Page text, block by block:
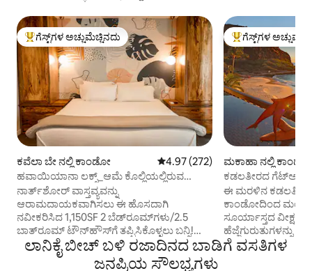
ಗೆಸ್ಟ್‌ಗಳಿಗೆ ಅತಿ ಹೆಚ್ಚು ಅಚ್ಚುಮೆಚ್ಚಿನದು
ಗೆಸ್ಟ್‌ಗಳ ಅಚ್ಚುಮೆಚ್ಚಿನದು
ಕವೆಲಾ ಬೇ ನಲ್ಲಿ ಕಾಂಡೋ 5 ರಲ್ಲಿ 4.97 ಸರಾಸರಿ ರೇಟಿಂಗ್, 272
4.97 (272)
ಹವಾಯಿಯಾನಾ ಲಕ್ಸ್_ಆಮೆ ಕೊಲ್ಲಿಯಲ್ಲಿರುವ
ಟೌನ್‌ಹೌಸ್_ಹೇಲ್ ಲುಲು
ನಾರ್ತ್‌ಶೋರ್ ವಾಸ್ತವ್ಯವನ್ನು
ಆರಾಮದಾಯಕವಾಗಿಸಲು ಈ ಹೊಸದಾಗಿ
ನವೀಕರಿಸಿದ 1,150SF 2 ಬೆಡ್‌ರೂಮ್‌ಗಳು/2.5
ಬಾತ್‌ರೂಮ್ ಟೌನ್‌ಹೌಸ್‌ಗೆ ತಪ್ಪಿಸಿಕೊಳ್ಳಲು ಬನ್ನಿ!
ಹಸ್ಲಿಂಗ್ ಡೌನ್‌ಟೌನ್‌ನಿಂದ ದೂರದಲ್ಲಿರುವ ಹೇಲ್
ಲುಲು ಸಾಂಪ್ರದಾಯಿಕ ಆಮೆ ಬೇ ಹೋಟೆಲ್ ಮತ್ತು
ಗೆಸ್ಟ್‌ಗಳಿಗೆ ಅತಿ ಹೆಚ್ಚು
ಗೆಸ್ಟ್‌ಗಳ
ಮಕಾಹಾ ನಲ್ಲಿ ಕಾಂಡೋ
ಕಡಲತೀರದ
ಕಾಂಡೋ
ಈ ಮರಳಿನ
ಕಾಂಡೋದಿಂದ
ಸೂರ್ಯಾಸ್ತದ ವೀಕ್ಷಣೆಗಳು.
ವೈಡೂರ್ಯದ
ಲಾನಿಕೈ ಬೀಚ್ ಬಳಿ ರಜಾದಿನದ ಬಾಡಿಗೆ ವಸತಿಗಳ
ಜನಪ್ರಿಯ ಸೌಲಭ್ಯಗಳು